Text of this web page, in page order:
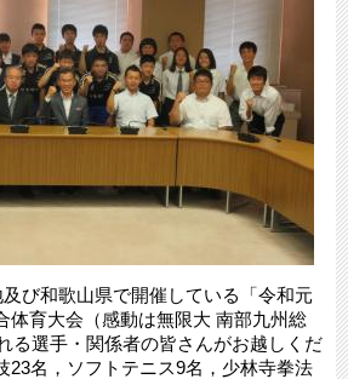
び和歌山県で開催している「令和元
体育大会（感動は無限大 南部九州総
る選手・関係者の皆さんがお越しくだ
23名，ソフトテニス9名，少林寺拳法